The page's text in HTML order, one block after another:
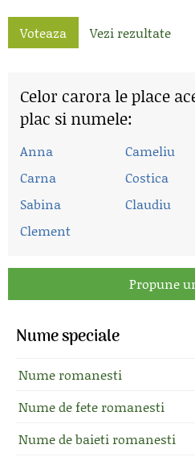
Voteaza Vezi rezultate
Celor carora le place
plac si numele:
Anna Cameliu
Carna
Costica
Sabina
Claudiu
Clement
Propune
Nume speciale
Nume romanesti
Nume de fete romanesti
Nume de baieti romanesti